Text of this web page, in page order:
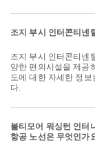
조지 부시 인터콘티넨
조지 부시 인터콘티넨털 공항에서는 라운지, 기차, 클리닉 및 약국를 포함해 다
양한 편의시설을 제공
도에 대한 자세한 정보
다.
볼티모어 워싱턴 인터
항공 노선은 무엇인가